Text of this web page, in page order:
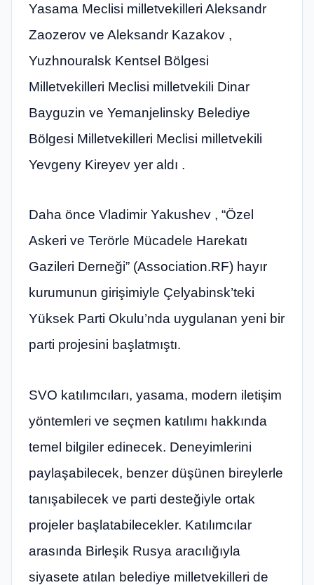
Yasama Meclisi milletvekilleri Aleksandr
Zaozerov ve Aleksandr Kazakov ,
Yuzhnouralsk Kentsel Bölgesi
Milletvekilleri Meclisi milletvekili Dinar
Bayguzin ve Yemanjelinsky Belediye
Bölgesi Milletvekilleri Meclisi milletvekili
Yevgeny Kireyev yer aldı .
Daha önce Vladimir Yakushev , “Özel
Askeri ve Terörle Mücadele Harekatı
Gazileri Derneği” (Association.RF) hayır
kurumunun girişimiyle Çelyabinsk’teki
Yüksek Parti Okulu’nda uygulanan yeni bir
parti projesini başlatmıştı.
SVO katılımcıları, yasama, modern iletişim
yöntemleri ve seçmen katılımı hakkında
temel bilgiler edinecek. Deneyimlerini
paylaşabilecek, benzer düşünen bireylerle
tanışabilecek ve parti desteğiyle ortak
projeler başlatabilecekler. Katılımcılar
arasında Birleşik Rusya aracılığıyla
siyasete atılan belediye milletvekilleri de